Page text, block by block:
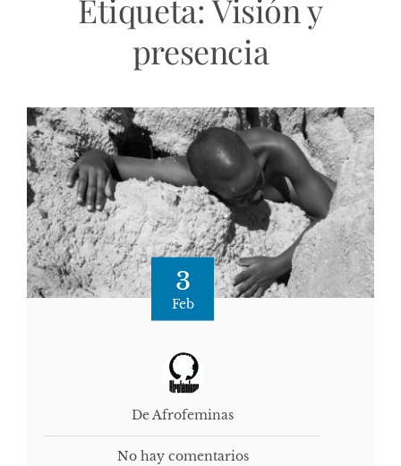
Etiqueta:Visión y
presencia
3
Feb
De Afrofeminas
No hay comentarios